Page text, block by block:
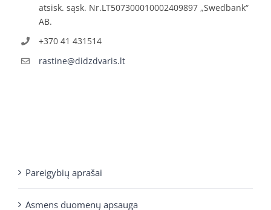
atsisk. sąsk. Nr.LT507300010002409897 „Swedbank“
AB.
+370 41 431514
rastine@didzdvaris.lt
Pareigybių aprašai
Asmens duomenų apsauga